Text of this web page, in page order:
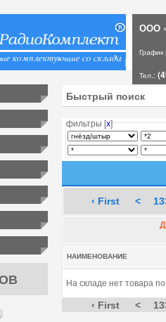
ООО
Тел.:
фильтры [х]
‹ First <
НАИМЕНОВАНИЕ
На складе нет товара
‹ First <